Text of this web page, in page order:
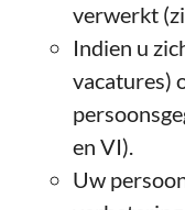
verwerkt
Indien u
vacatures)
en VI).
Uw